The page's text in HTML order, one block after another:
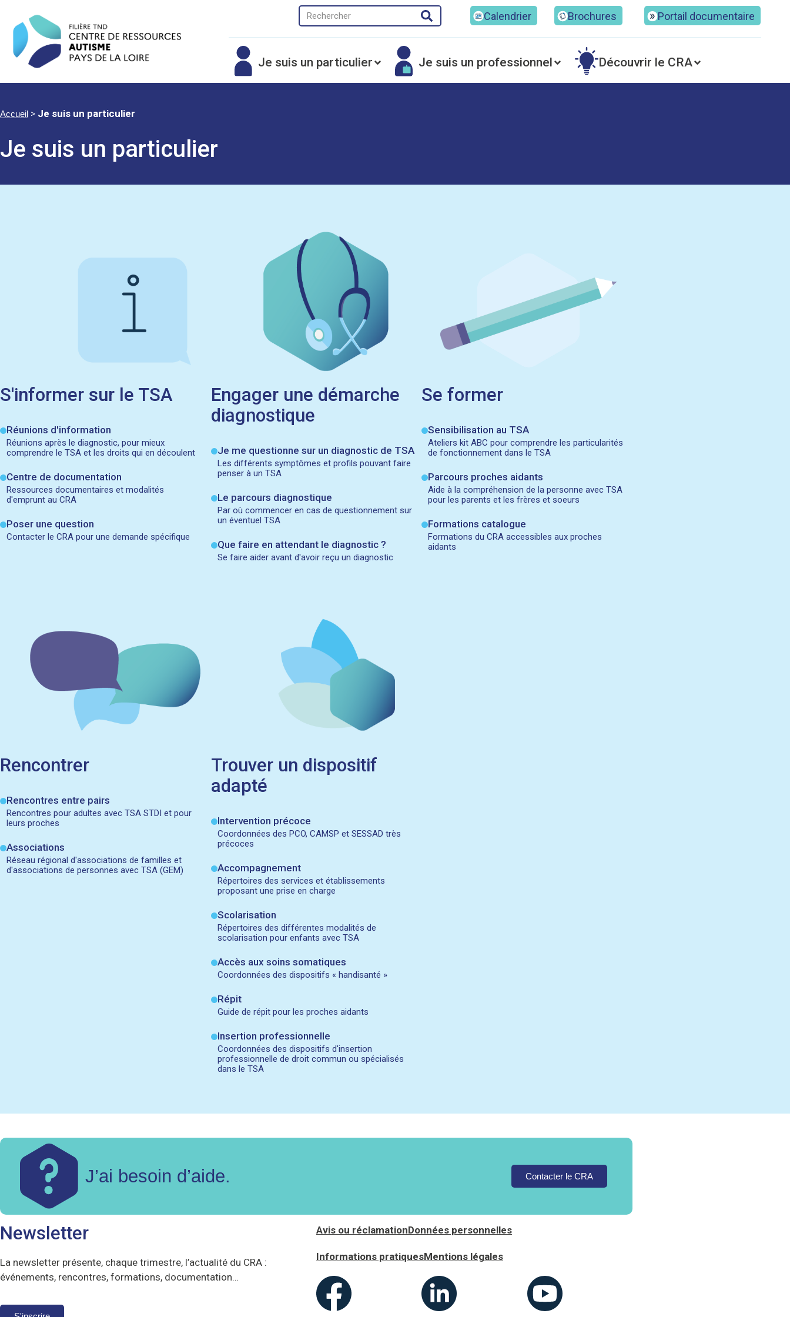
Calendrier Brochures Portail documentaire
Je suis un particulier Je suis un professionnel Découvrir le CRA
Accueil > Je suis un particulier
Je suis un particulier
S'informer sur le TSA​
Réunions d'information
Réunions après le diagnostic, pour mieux
comprendre le TSA et les droits qui en découlent
Centre de documentation
Ressources documentaires et modalités
d'emprunt au CRA
Poser une question
Contacter le CRA pour une demande spécifique
Engager une démarche
diagnostique
Je me questionne sur un diagnostic de TSA
Les différents symptômes et profils pouvant faire
penser à un TSA
Le parcours diagnostique
Par où commencer en cas de questionnement sur
un éventuel TSA
Que faire en attendant le diagnostic ?
Se faire aider avant d'avoir reçu un diagnostic
Se former
Sensibilisation au TSA
Ateliers kit ABC pour comprendre les particularités
de fonctionnement dans le TSA
Parcours proches aidants
Aide à la compréhension de la personne avec TSA
pour les parents et les frères et soeurs
Formations catalogue
Formations du CRA accessibles aux proches
aidants
Rencontrer
Rencontres entre pairs
Rencontres pour adultes avec TSA STDI et pour
leurs proches
Associations
Réseau régional d'associations de familles et
d'associations de personnes avec TSA (GEM)
Trouver un dispositif
adapté
Intervention précoce
Coordonnées des PCO, CAMSP et SESSAD très
précoces
Accompagnement
Répertoires des services et établissements
proposant une prise en charge
Scolarisation
Répertoires des différentes modalités de
scolarisation pour enfants avec TSA
Accès aux soins somatiques
Coordonnées des dispositifs « handisanté »
Répit
Guide de répit pour les proches aidants
Insertion professionnelle
Coordonnées des dispositifs d'insertion
professionnelle de droit commun ou spécialisés
dans le TSA
J’ai besoin d’aide. Contacter le CRA
Newsletter
La newsletter présente, chaque trimestre, l’actualité du CRA :
événements, rencontres, formations, documentation…
Avis ou réclamationDonnées personnelles
Informations pratiquesMentions légales